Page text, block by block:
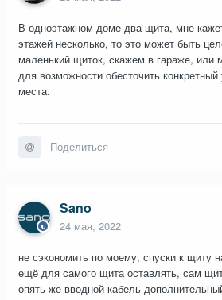
В одноэтажном доме два щита, мне
этажей несколько, то это может быть
маленький щиток, скажем в гараже, или
для возможности обесточить
места.
Поделиться
Sano
24 мая, 2022
не сэкономить по моему, спуски к щиту
ещё для самого щита оставлять, сам
опять же вводной кабель